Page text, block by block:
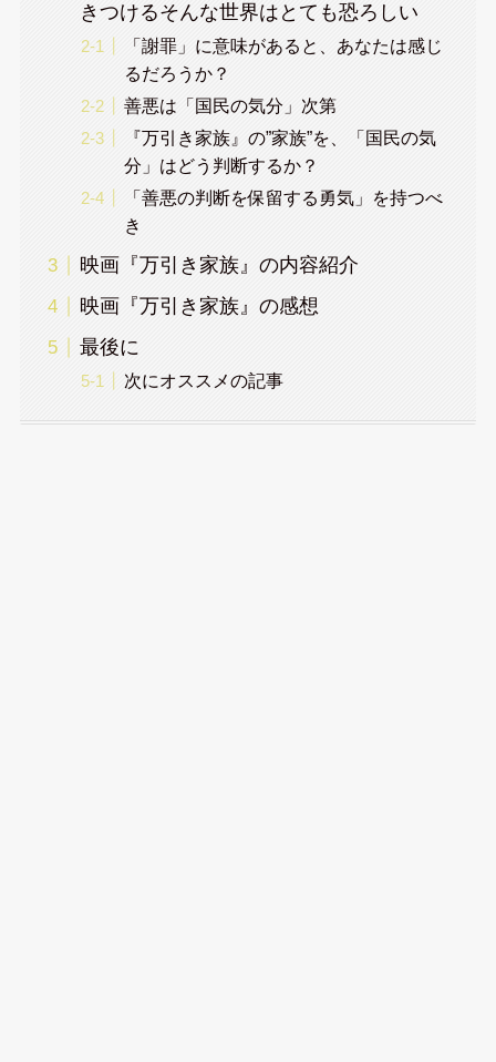
きつけるそんな世界はとても恐ろしい
「謝罪」に意味があると、あなたは感じ
るだろうか？
善悪は「国民の気分」次第
『万引き家族』の”家族”を、「国民の気
分」はどう判断するか？
「善悪の判断を保留する勇気」を持つべ
き
映画『万引き家族』の内容紹介
映画『万引き家族』の感想
最後に
次にオススメの記事